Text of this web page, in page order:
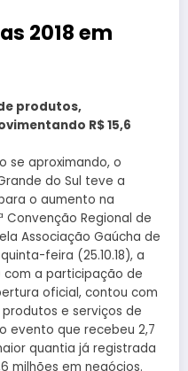
2018 em
produtos,
R$ 15,6
se aproximando, o
do Sul teve a
o aumento na
Regional de
Associação Gaúcha de
feira (25.10.18), a
com a participação de
oficial, contou com
produtos e serviços de
evento que recebeu 2,7
quantia já registrada
milhões em negócios.